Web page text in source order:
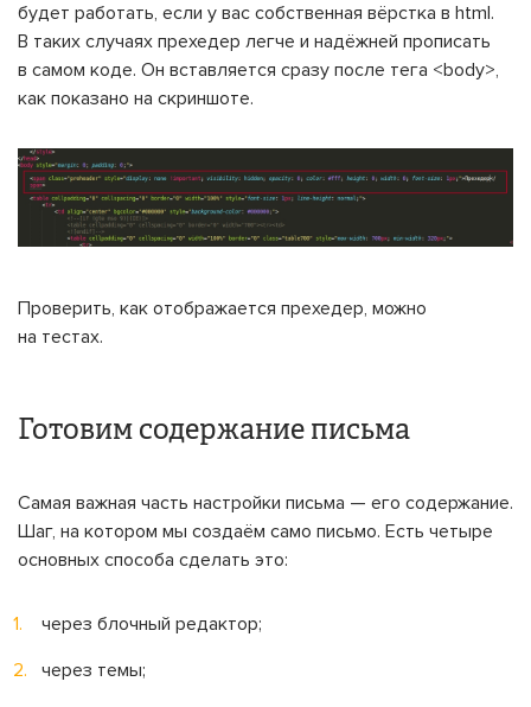
будет работать, если у вас собственная вёрстка в html.
В таких случаях прехедер легче и надёжней прописать
в самом коде. Он вставляется сразу после тега <body>,
как показано на скриншоте.
Проверить, как отображается прехедер, можно
на тестах.
Готовим содержание письма
Самая важная часть настройки письма — его содержание.
Шаг, на котором мы создаём само письмо. Есть четыре
основных способа сделать это:
через блочный редактор;
через темы;